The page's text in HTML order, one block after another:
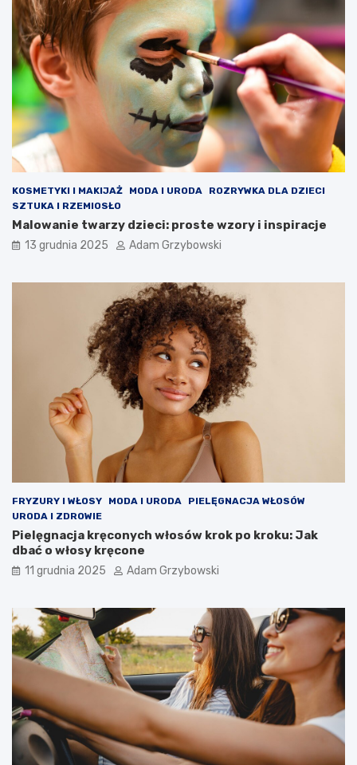
KOSMETYKI I MAKIJAŻ MODA I URODA
ROZRYWKA DLA DZIECI
SZTUKA I RZEMIOSŁO
Malowanie twarzy dzieci: proste wzory i inspiracje
13 grudnia 2025 Adam Grzybowski
FRYZURY I WŁOSY MODA I URODA
PIELĘGNACJA WŁOSÓW
URODA I ZDROWIE
Pielęgnacja kręconych włosów krok po kroku: Jak
dbać o włosy kręcone
11 grudnia 2025 Adam Grzybowski